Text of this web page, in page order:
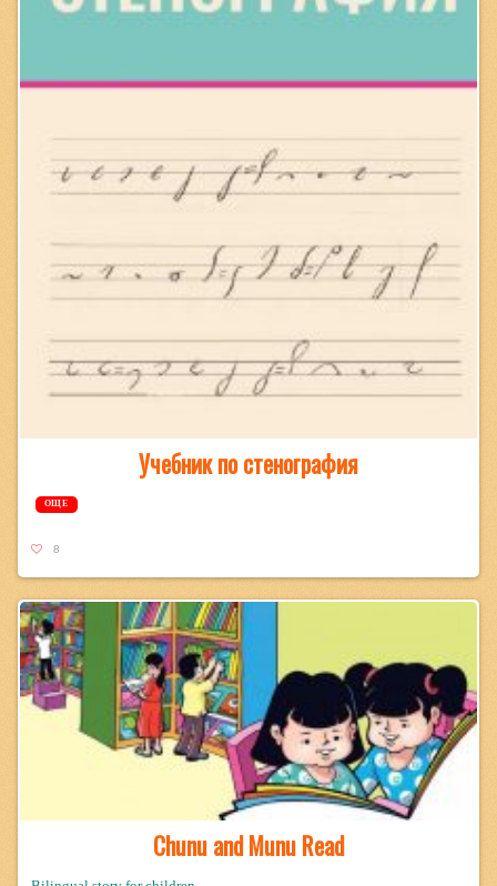
Учебник по стенография
ОЩЕ
8
Chunu and Munu Read